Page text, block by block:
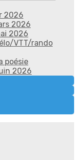
2026
2026
2026
VTT/rando
poésie
2026